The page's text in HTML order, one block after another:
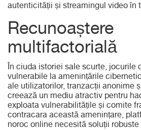
autenticității și streamingul video în
Recunoaștere
multifactorială
În ciuda istoriei sale scurte, jocurile
vulnerabile la amenințările
ale utilizatorilor, tranzacții anonime
creează un mediu atractiv pentru
exploata vulnerabilitățile și comite
contracara această amenințare,
noroc online necesită soluții